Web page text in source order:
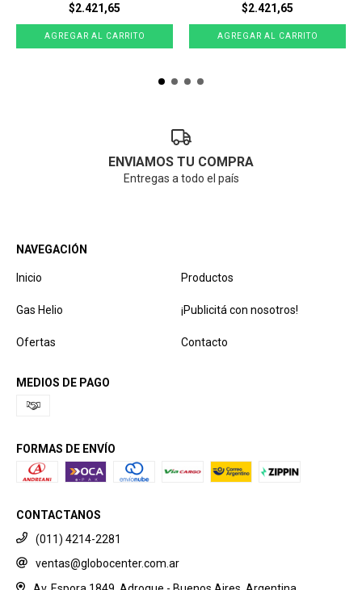
$2.421,65 $2.421,65
ENVIAMOS TU COMPRA
Entregas a todo el país
NAVEGACIÓN
Inicio Productos
Gas Helio ¡Publicitá con nosotros!
Ofertas Contacto
MEDIOS DE PAGO
FORMAS DE ENVÍO
CONTACTANOS
(011) 4214-2281
ventas@globocenter.com.ar